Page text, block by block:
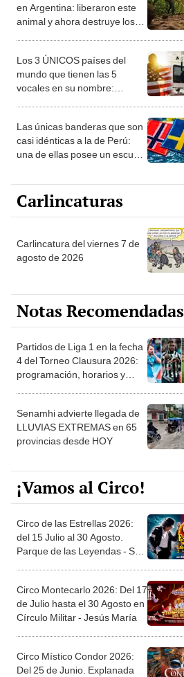
en Argentina: liberaron este
animal y ahora destruye los
Los 3 ÚNICOS países del
mundo que tienen las 5
vocales en su nombre:
Las únicas banderas que son
casi idénticas a la de Perú:
una de ellas posee un escudo
Carlincaturas
Carlincatura del viernes 7 de
agosto de 2026
Notas Recomendadas
Partidos de Liga 1 en la fecha
4 del Torneo Clausura 2026:
programación, horarios y
Senamhi advierte llegada de
LLUVIAS EXTREMAS en 65
provincias desde HOY
¡Vamos al Circo!
Circo de las Estrellas 2026:
del 15 Julio al 30 Agosto.
Parque de las Leyendas - San
Circo Montecarlo 2026: Del 17
de Julio hasta el 30 Agosto en
Círculo Militar - Jesús María
Circo Místico Condor 2026:
Del 25 de Junio. Explanada